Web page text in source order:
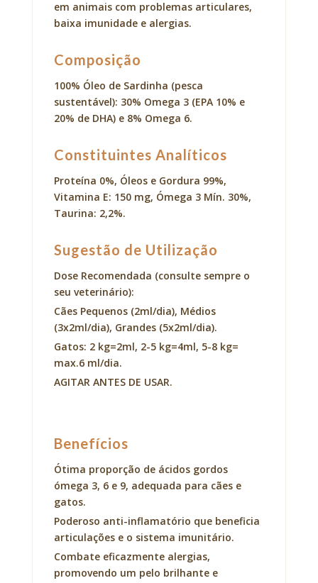
em animais com problemas articulares,
baixa imunidade e alergias.
Composição
100% Óleo de Sardinha (pesca
sustentável): 30% Omega 3 (EPA 10% e
20% de DHA) e 8% Omega 6.
Constituintes Analíticos
Proteína 0%, Óleos e Gordura 99%,
Vitamina E: 150 mg, Ómega 3 Mín. 30%,
Taurina: 2,2%.
Sugestão de Utilização
Dose Recomendada (consulte sempre o
seu veterinário):
Cães Pequenos (2ml/dia), Médios
(3x2ml/dia), Grandes (5x2ml/dia).
Gatos: 2 kg=2ml, 2-5 kg=4ml, 5-8 kg=
max.6 ml/dia.
AGITAR ANTES DE USAR.
Benefícios
Ótima proporção de ácidos gordos
ómega 3, 6 e 9, adequada para cães e
gatos.
Poderoso anti-inflamatório que beneficia
articulações e o sistema imunitário.
Combate eficazmente alergias,
promovendo um pelo brilhante e